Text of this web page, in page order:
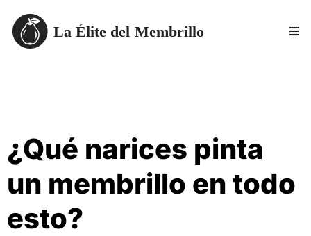
¿Qué narices pinta
un membrillo en todo
esto?